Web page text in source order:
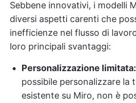
Sebbene innovativi, i modelli
diversi aspetti carenti che
inefficienze nel flusso di
loro principali svantaggi:
Personalizzazione limitata:
possibile personalizzare la
esistente su Miro, non è